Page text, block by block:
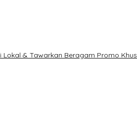
Lokal & Tawarkan Beragam Promo